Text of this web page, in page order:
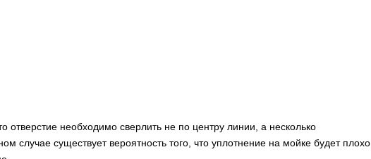
отверстие необходимо сверлить не по центру линии, а несколько
случае существует вероятность того, что уплотнение на мойке будет плохо